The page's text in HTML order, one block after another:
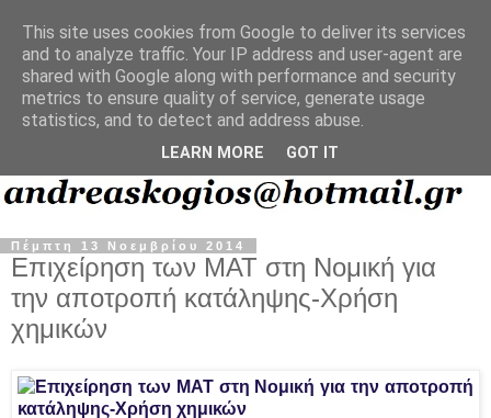
Πέμπτη 13 Νοεμβρίου 2014
Επιχείρηση των ΜΑΤ στη Νομική για
την αποτροπή κατάληψης-Χρήση
χημικών
This site uses cookies from Google to deliver its services
and to analyze traffic. Your IP address and user-agent are
shared with Google along with performance and security
metrics to ensure quality of service, generate usage
statistics, and to detect and address abuse.
LEARN MORE GOT IT